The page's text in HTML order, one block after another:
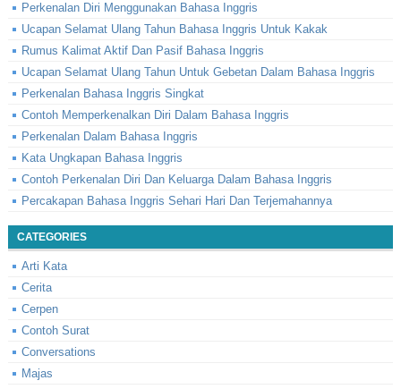
Perkenalan Diri Menggunakan Bahasa Inggris
Ucapan Selamat Ulang Tahun Bahasa Inggris Untuk Kakak
Rumus Kalimat Aktif Dan Pasif Bahasa Inggris
Ucapan Selamat Ulang Tahun Untuk Gebetan Dalam Bahasa Inggris
Perkenalan Bahasa Inggris Singkat
Contoh Memperkenalkan Diri Dalam Bahasa Inggris
Perkenalan Dalam Bahasa Inggris
Kata Ungkapan Bahasa Inggris
Contoh Perkenalan Diri Dan Keluarga Dalam Bahasa Inggris
Percakapan Bahasa Inggris Sehari Hari Dan Terjemahannya
CATEGORIES
Arti Kata
Cerita
Cerpen
Contoh Surat
Conversations
Majas